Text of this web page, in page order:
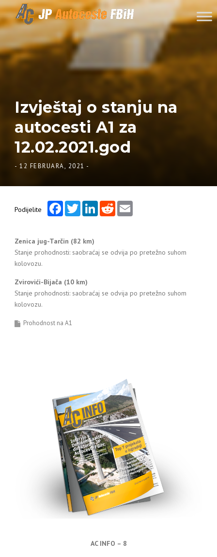
Skip to content
Izvještaj o stanju na
autocesti A1 za
12.02.2021.god
- 12 FEBRUARA, 2021 -
Podijelite
FacebookTwitterLinkedInReddit
Zenica jug-Tarčin (82 km)
Stanje prohodnosti: saobraćaj se odvija po pretežno suhom
kolovozu.
Zvirovići-Bijača (10 km)
Stanje prohodnosti: saobraćaj se odvija po pretežno suhom
kolovozu.
Prohodnost na A1
AC INFO – 8